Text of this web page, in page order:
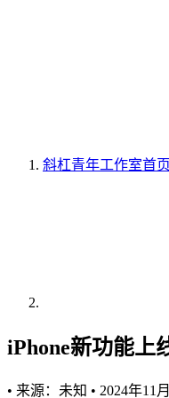
斜杠青年工作室首页
iPhone新功能上
• 来源：未知 • 2024年11